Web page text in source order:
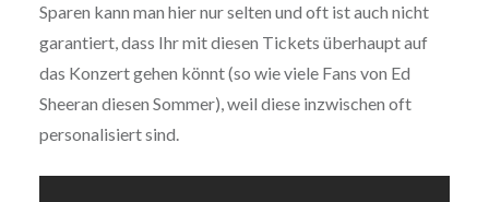
Sparen kann man hier nur selten und oft ist auch nicht
garantiert, dass Ihr mit diesen Tickets überhaupt auf
das Konzert gehen könnt (so wie viele Fans von Ed
Sheeran diesen Sommer), weil diese inzwischen oft
personalisiert sind.